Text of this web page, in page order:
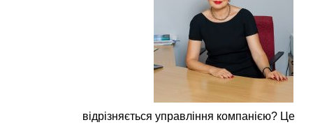
відрізняється управління компанією? Це